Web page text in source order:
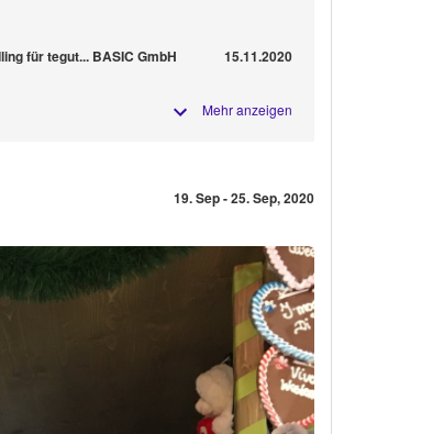
für tegut... BASIC GmbH 15.11.2020
Mehr anzeigen
19. Sep - 25. Sep, 2020